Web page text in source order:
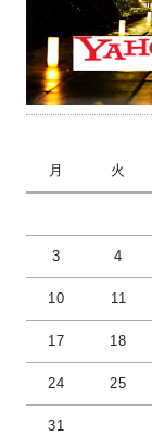
月 火
3 4
10 11
17 18
24 25
31